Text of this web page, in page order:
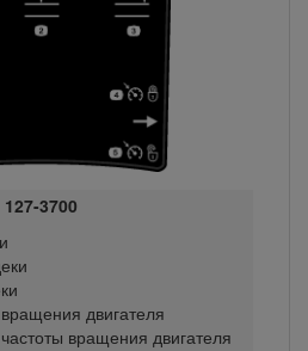
127-3700
двигателя
вращения двигателя